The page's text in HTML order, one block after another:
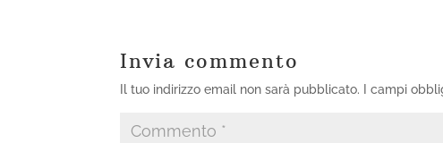
Invia commento
Il tuo indirizzo email non sarà pubblicato. I campi